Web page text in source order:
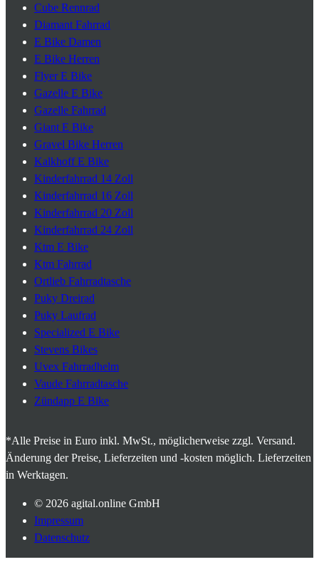
Cube Rennrad
Diamant Fahrrad
E Bike Damen
E Bike Herren
Flyer E Bike
Gazelle E Bike
Gazelle Fahrrad
Giant E Bike
Gravel Bike Herren
Kalkhoff E Bike
Kinderfahrrad 14 Zoll
Kinderfahrrad 16 Zoll
Kinderfahrrad 20 Zoll
Kinderfahrrad 24 Zoll
Ktm E Bike
Ktm Fahrrad
Ortlieb Fahrradtasche
Puky Dreirad
Puky Laufrad
Specialized E Bike
Stevens Bikes
Uvex Fahrradhelm
Vaude Fahrradtasche
Zündapp E Bike
*Alle Preise in Euro inkl. MwSt., möglicherweise zzgl. Versand.
Änderung der Preise, Lieferzeiten und -kosten möglich. Lieferzeiten
in Werktagen.
© 2026 agital.online GmbH
Impressum
Datenschutz